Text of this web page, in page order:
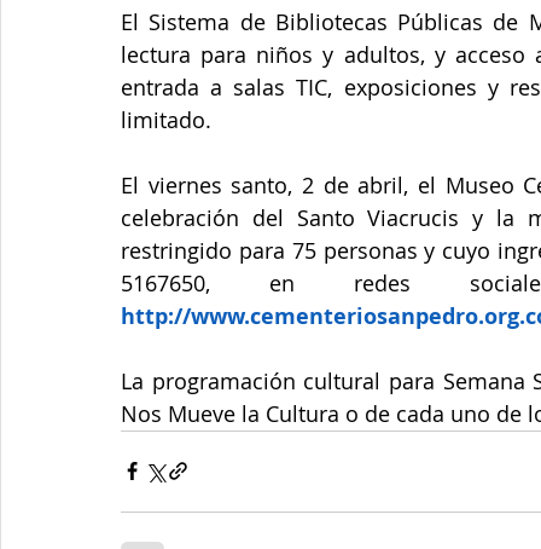
El Sistema de Bibliotecas Públicas de
lectura para niños y adultos, y
entrada a salas TIC, exposiciones y
limitado.
El viernes santo, 2 de abril, el Museo
celebración del Santo Viacrucis y la
restringido para 75 personas y cuyo
http://
La programación cultural para
Nos Mueve la Cultura o de cada uno de